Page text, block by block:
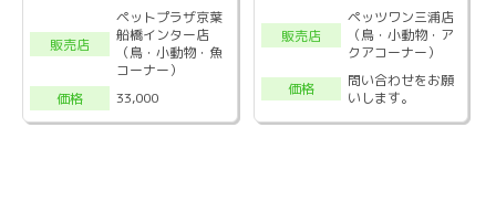
販売店
ペットプラザ京葉
船橋インター店
（鳥・小動物・魚
コーナー）
価格
33,000
販売店
ペッツワン三浦店
（鳥・小動物・ア
クアコーナー）
価格
問い合わせをお願
いします。